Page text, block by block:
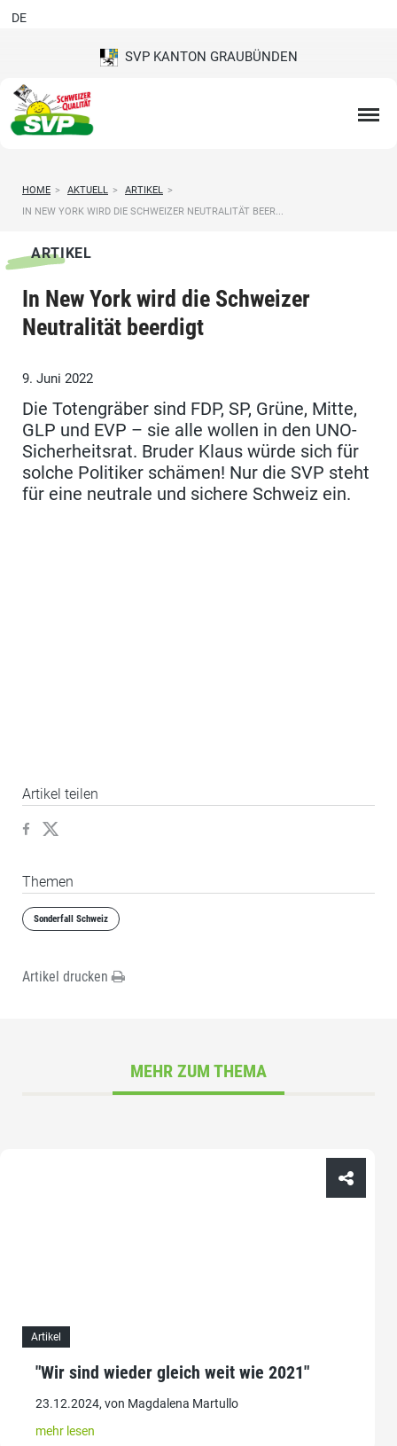
SVP KANTON GRAUBÜNDEN
DE
HOME > AKTUELL > ARTIKEL >
IN NEW YORK WIRD DIE SCHWEIZER NEUTRALITÄT BEER...
ARTIKEL
In New York wird die Schweizer
Neutralität beerdigt
9. Juni 2022
Die Totengräber sind FDP, SP, Grüne, Mitte,
GLP und EVP – sie alle wollen in den UNO-
Sicherheitsrat. Bruder Klaus würde sich für
solche Politiker schämen! Nur die SVP steht
für eine neutrale und sichere Schweiz ein.
Artikel teilen
Themen
Sonderfall Schweiz
Artikel drucken
MEHR ZUM THEMA
Artikel
"Wir sind wieder gleich weit wie 2021"
23.12.2024, von Magdalena Martullo
mehr lesen